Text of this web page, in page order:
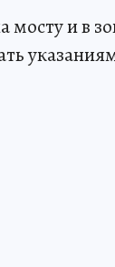
мосту и в